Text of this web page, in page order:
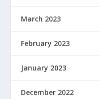
March 2023
February 2023
January 2023
December 2022